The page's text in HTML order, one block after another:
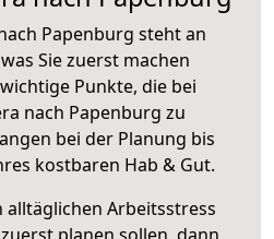
Papenburg steht an
Sie zuerst machen
Punkte, die bei
nach Papenburg zu
bei der Planung bis
kostbaren Hab & Gut.
alltäglichen Arbeitsstress